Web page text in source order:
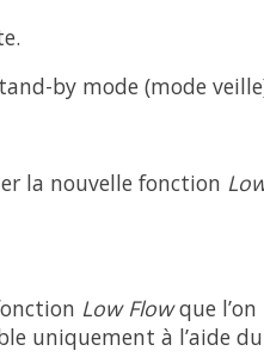
by mode (mode
la nouvelle fonction
Low Flowque
uniquement à l’aide du